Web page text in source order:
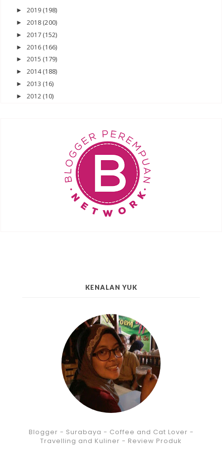
► 2019 (198)
► 2018 (200)
► 2017 (152)
► 2016 (166)
► 2015 (179)
► 2014(188)
► 2013 (16)
► 2012 (10)
KENALAN YUK
Blogger - Surabaya - Coffee and Cat Lover -
Travelling and Kuliner - Review Produk